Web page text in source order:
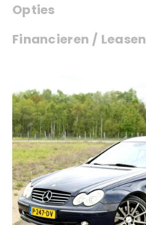
Opties
Financieren / Leasen